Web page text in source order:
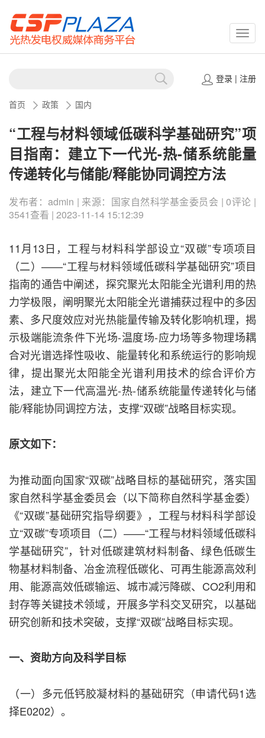
登录| 注册
首页 政策 国内
“工程与材料领域低碳科学基础研究”项
目指南：建立下一代光-热-储系统能量
传递转化与储能/释能协同调控方法
发布者：admin | 来源：国家自然科学基金委员会 | 0评论 |
3541查看 | 2023-11-14 15:12:39
11月13日，工程与材料科学部设立“双碳”专项项目
（二）——“工程与材料领域低碳科学基础研究”项目
指南的通告中阐述，探究聚光太阳能全光谱利用的热
力学极限，阐明聚光太阳能全光谱捕获过程中的多因
素、多尺度效应对光热能量传输及转化影响机理，揭
示极端能流条件下光场-温度场-应力场等多物理场耦
合对光谱选择性吸收、能量转化和系统运行的影响规
律，提出聚光太阳能全光谱利用技术的综合评价方
法，建立下一代高温光-热-储系统能量传递转化与储
能/释能协同调控方法，支撑“双碳”战略目标实现。
原文如下：
为推动面向国家“双碳”战略目标的基础研究，落实国
家自然科学基金委员会（以下简称自然科学基金委）
《“双碳”基础研究指导纲要》，工程与材料科学部设
立“双碳”专项项目（二）——“工程与材料领域低碳科
学基础研究”，针对低碳建筑材料制备、绿色低碳生
物基材料制备、冶金流程低碳化、可再生能源高效利
用、能源高效低碳输运、城市减污降碳、CO2利用和
封存等关键技术领域，开展多学科交叉研究，以基础
研究创新和技术突破，支撑“双碳”战略目标实现。
一、资助方向及科学目标
（一）多元低钙胶凝材料的基础研究（申请代码1选
择E0202）。